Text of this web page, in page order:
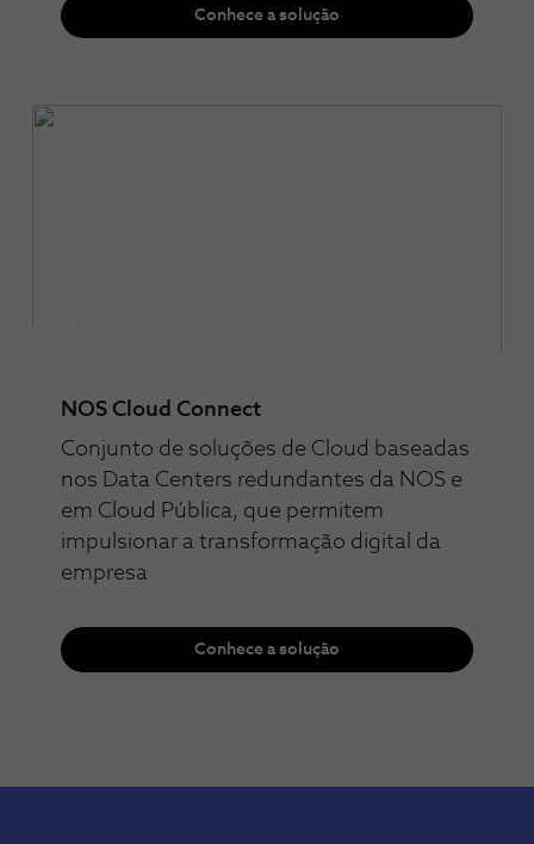
Conhece a solução
NOS Cloud Connect
Conjunto de soluções de Cloud baseadas
nos Data Centers redundantes da NOS e
em Cloud Pública, que permitem
impulsionar a transformação digital da
empresa
Conhece a solução